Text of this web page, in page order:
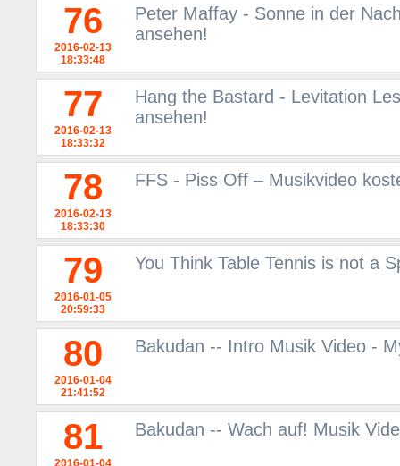
76
2016-02-13
18:33:48
Peter Maffay - Sonne in der
ansehen!
77
2016-02-13
18:33:32
Hang the Bastard - Levitation
ansehen!
78
2016-02-13
18:33:30
FFS - Piss Off – Musikvideo
79
2016-01-05
20:59:33
You Think Table Tennis is not a
80
2016-01-04
21:41:52
Bakudan -- Intro Musik Video -
81
2016-01-04
Bakudan -- Wach auf! Musik